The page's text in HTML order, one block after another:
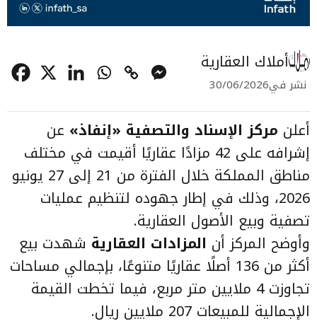
أملاك العقارية
نشر في30/06/2026
أعلن مركز الإسناد والتصفية «إنفاذ» عن
إشرافه على 42 مزادًا عقاريًا أقيمت في مختلف
مناطق المملكة خلال الفترة من 21 إلى 27 يونيو
2026، وذلك في إطار جهوده لتنظيم عمليات
تصفية وبيع الأصول العقارية.
وأوضح المركز أن المزادات العقارية شهدت بيع
أكثر من 136 أصلًا عقاريًا متنوعًا، بإجمالي مساحات
تجاوزت 4 ملايين متر مربع، فيما تخطت القيمة
الإجمالية للمبيعات 207 ملايين ريال.